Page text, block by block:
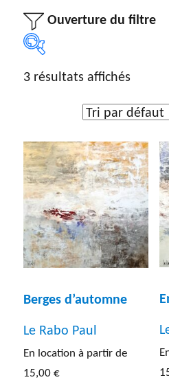
Ouverture du filtre
Dessin(5)
Gravure(7)
Peinture(192)
Photographie(13)
Sculpture(31)
Dimensions de
Entre 40 et 60 cm
Entre 60 et 80 cm
Entre 80 cm et 1
3 résultats affichés
Berges d’automne
Le Rabo Paul
En location à partir de
15,00€